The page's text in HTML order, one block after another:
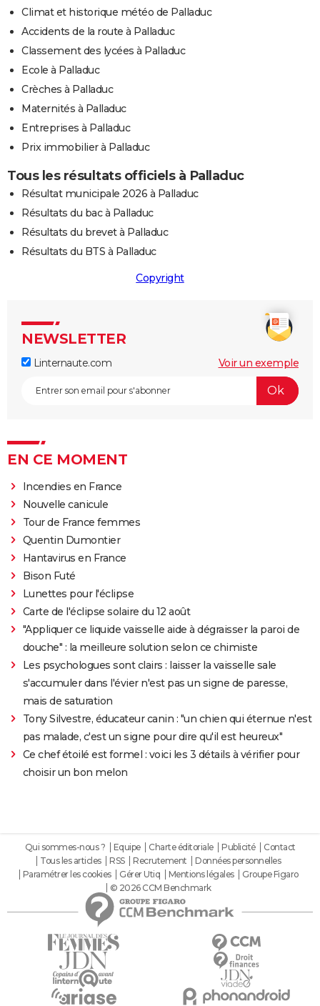
Climat et historique météo de Palladuc
Accidents de la route à Palladuc
Classement des lycées à Palladuc
Ecole à Palladuc
Crèches à Palladuc
Maternités à Palladuc
Entreprises à Palladuc
Prix immobilier à Palladuc
Tous les résultats officiels à Palladuc
Résultat municipale 2026 à Palladuc
Résultats du bac à Palladuc
Résultats du brevet à Palladuc
Résultats du BTS à Palladuc
Copyright
NEWSLETTER
Linternaute.com Voir un exemple
EN CE MOMENT
Incendies en France
Nouvelle canicule
Tour de France femmes
Quentin Dumontier
Hantavirus en France
Bison Futé
Lunettes pour l'éclipse
Carte de l'éclipse solaire du 12 août
"Appliquer ce liquide vaisselle aide à dégraisser la paroi de
douche" : la meilleure solution selon ce chimiste
Les psychologues sont clairs : laisser la vaisselle sale
s'accumuler dans l'évier n'est pas un signe de paresse,
mais de saturation
Tony Silvestre, éducateur canin : "un chien qui éternue n'est
pas malade, c'est un signe pour dire qu'il est heureux"
Ce chef étoilé est formel : voici les 3 détails à vérifier pour
choisir un bon melon
Qui sommes-nous ? Equipe Charte éditoriale Publicité
Contact
Tous les articles
RSS Recrutement
Données personnelles
Paramétrer les cookies
Gérer Utiq Mentions légales
Groupe Figaro
© 2026 CCM Benchmark